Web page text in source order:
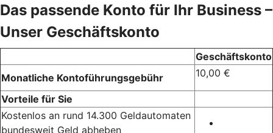
Das passende Konto für Ihr Business –
Unser Geschäftskonto
Geschäftskonto
Monatliche Kontoführungsgebühr
10,00 €
Vorteile für Sie
Kostenlos an rund 14.300 Geldautomaten
bundesweit Geld abheben